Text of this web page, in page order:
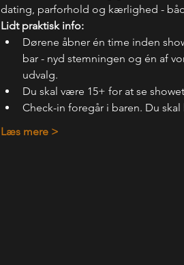
dating, parforhold og kærlighed -
Lidt praktisk info:
Dørene åbner én time inden
bar - nyd stemningen og én af
udvalg.
Du skal være 15+ for at se
Check-in foregår i baren. Du
Læs mere >